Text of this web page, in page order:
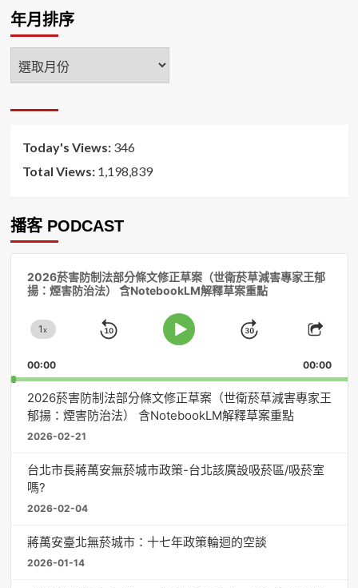
年月排序
年
月
序
Today's Views: 346
Total Views: 1,198,839
播客 PODCAST
2026菸害防制法部分條文修正草案（世衛菸草減害專家王郁
揚：煙害防治法） 含NotebookLM解釋草案重點
Change
Rate
1x
Skip
Play
Jump
Forward
Share
00:00 00:00
2026菸害防制法部分條文修正草案（世衛菸草減害專家王
郁揚：煙害防治法） 含NotebookLM解釋草案重點
2026-02-21
台北市長蔣萬安無菸城市政策-台北該廣設吸菸區/吸菸室
嗎?
2026-02-04
蔣萬安臺北無菸城市：十七年政策輪迴的空談
2026-01-14